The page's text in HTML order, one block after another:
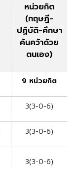
หน่วยกิต
(ทฤษฎี-
ปฏิบัติ-ศึกษา
ค้นคว้าด้วย
ตนเอง)
9 หน่วยกิต
3(3-0-6)
3(3-0-6)
3(3-0-6)